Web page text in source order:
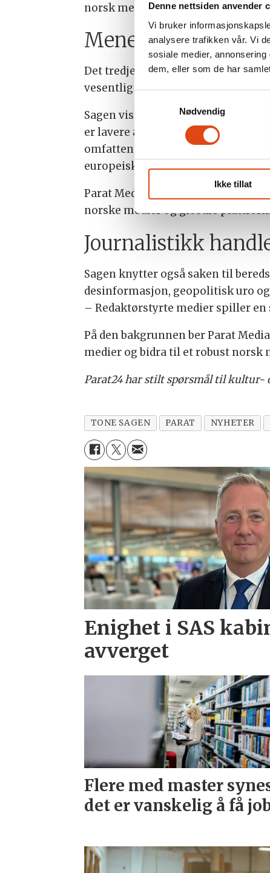
Denne nettsiden anvender
Vi bruker
analysere trafikken vår. Vi
sosiale medier,
dem, eller som de har
Nødvendig
Ikke tillat
norsk mediemangfold og norsk
Mener reglene slår
Det tredje punktet gjelder
vesentlig dårligere vilkår enn de
Sagen viser til at norske medier
er lavere annonseverdi og
omfattende egne datakilder og
europeiske land med lange
Parat Media ber derfor
norske medier og globale
Journalistikk
Sagen knytter også saken til
desinformasjon, geopolitisk uro
– Redaktørstyrte medier spiller
På den bakgrunnen ber Parat
medier og bidra til et robust norsk
Parat24 har stilt spørsmål til
TONE SAGEN PARAT NYHETER
Enighet i SAS
avverget
Flere med master
det er vanskelig å få